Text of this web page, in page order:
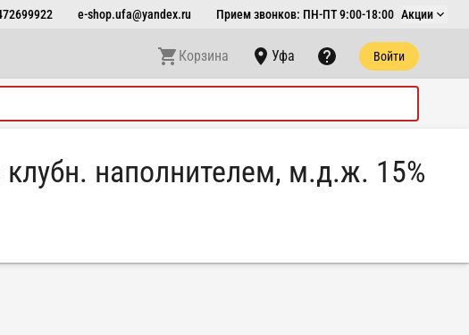
e-shop.ufa@yandex.ru Прием звонков: ПН-ПТ 9:00-18:00 Акции
Корзина Уфа Войти
наполнителем, м.д.ж. 15%